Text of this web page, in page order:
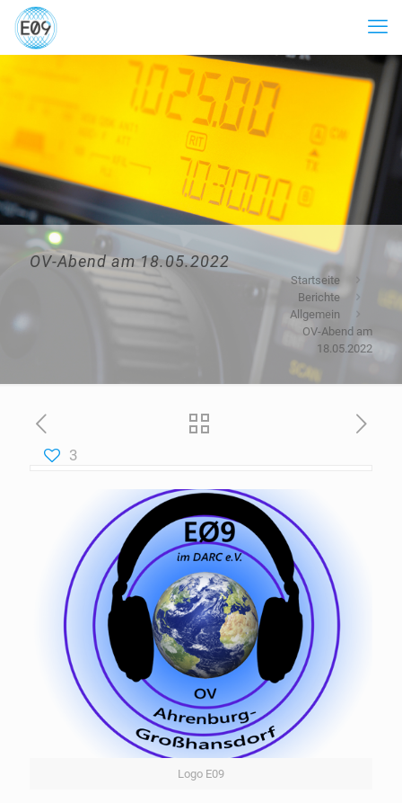
OV-Abend am 18.05.2022
Startseite
Berichte
Allgemein
OV-Abend am
18.05.2022
3
Logo E09